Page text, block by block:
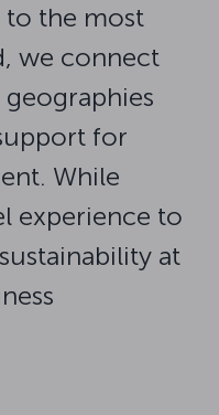
to the most
we connect
for
While
experience to
at